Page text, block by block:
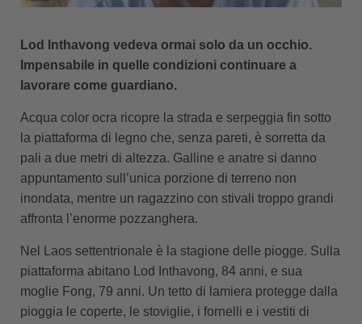
Lod Inthavong vedeva ormai solo da un occhio.
Impensabile in quelle condizioni continuare a
lavorare come guardiano.
Acqua color ocra ricopre la strada e serpeggia fin sotto
la piattaforma di legno che, senza pareti, è sorretta da
pali a due metri di altezza. Galline e anatre si danno
appuntamento sull’unica porzione di terreno non
inondata, mentre un ragazzino con stivali troppo grandi
affronta l’enorme pozzanghera.
Nel Laos settentrionale è la stagione delle piogge. Sulla
piattaforma abitano Lod Inthavong, 84 anni, e sua
moglie Fong, 79 anni. Un tetto di lamiera protegge dalla
pioggia le coperte, le stoviglie, i fornelli e i vestiti di